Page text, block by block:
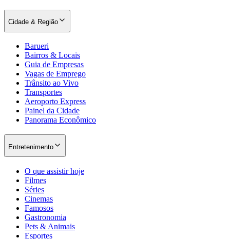
Cidade & Região
Barueri
Bairros & Locais
Guia de Empresas
Vagas de Emprego
Trânsito ao Vivo
Transportes
Aeroporto Express
Painel da Cidade
Panorama Econômico
Entretenimento
O que assistir hoje
Filmes
Séries
Cinemas
Famosos
Gastronomia
Pets & Animais
Esportes